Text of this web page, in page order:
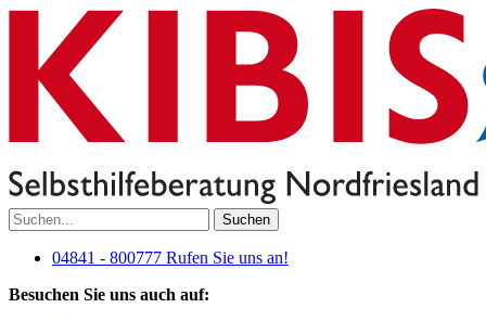
Suchen
04841 - 800777 Rufen Sie uns an!
Besuchen Sie uns auch auf: